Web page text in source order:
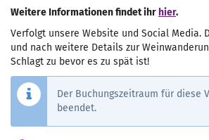
Weitere Informationen findet ihr hier.
Verfolgt unsere Website und Social Media.
und nach weitere Details zur
Schlagt zu bevor es zu spät ist!
Der Buchungszeitraum für diese
beendet.